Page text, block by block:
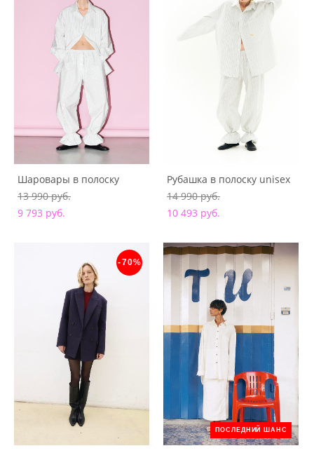
Шаровары в полоску
13 990 pуб.
9 793 pуб.
Рубашка в полоску unisex
14 990 pуб.
10 493 pуб.
-70%
ПОСЛЕДНИЙ ШАНС